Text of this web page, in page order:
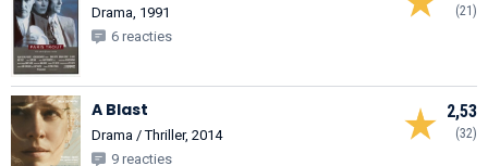
(21)
Drama, 1991
6 reacties
2,53
(32)
A Blast
Drama / Thriller, 2014
9 reacties